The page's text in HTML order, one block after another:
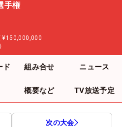
手権
¥150,000,000
ド 組み合せ ニュース
概要など TV放送予定
次の大会